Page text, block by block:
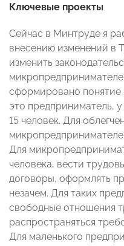
Ключевые проекты
Сейчас в Минтруде я
внесению изменений в
изменить
сформировано
это предприниматель,
15 человек. Для
Для
человека, вести
договоры, оформлять
незачем. Для таких
свободные отношения
распространяться
Для маленького